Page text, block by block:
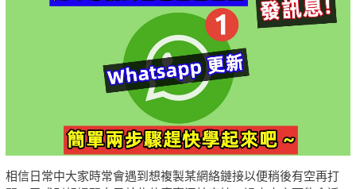
相信日常中大家時常會遇到想複製某網絡鏈接以便稍後有空再打